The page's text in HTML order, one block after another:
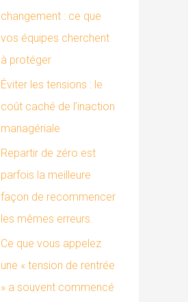
:changement : ce que
vos équipes cherchent
à protéger
Éviter les tensions : le
coût caché de l’inaction
managériale
Repartir de zéro est
parfois la meilleure
façon de recommencer
les mêmes erreurs.
Ce que vous appelez
une « tension de rentrée
» a souvent commencé